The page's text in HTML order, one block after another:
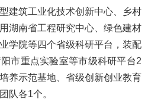
建筑工业化技术创新中心、乡村
湖南省工程研究中心、绿色建材
学院等四个省级科研平台，装配
市重点实验室等市级科研平台2
养示范基地、省级创新创业教育
队各1个。